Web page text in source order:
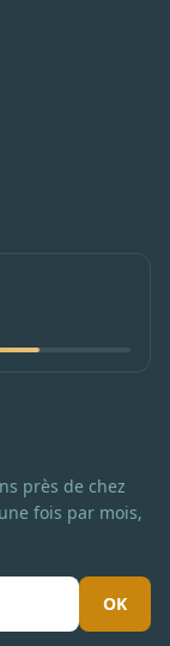
près de chez
fois par mois,
OK